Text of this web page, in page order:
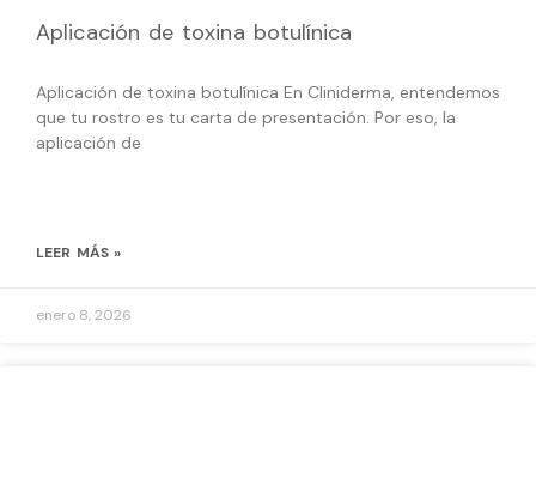
Aplicación de toxina botulínica
Aplicación de toxina botulínica En Cliniderma, entendemos
que tu rostro es tu carta de presentación. Por eso, la
aplicación de
LEER MÁS »
enero 8, 2026